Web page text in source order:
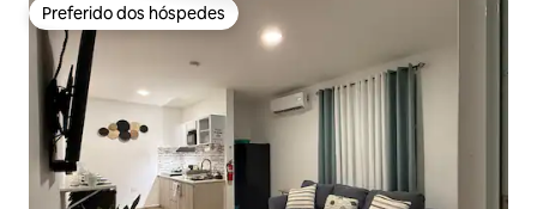
Preferido dos hóspedes
Preferido dos hóspedes